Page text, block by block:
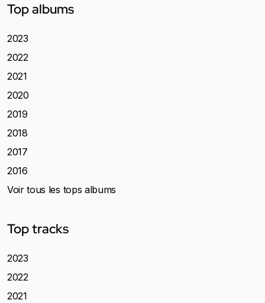
Top albums
2023
2022
2021
2020
2019
2018
2017
2016
Voir tous les tops albums
Top tracks
2023
2022
2021